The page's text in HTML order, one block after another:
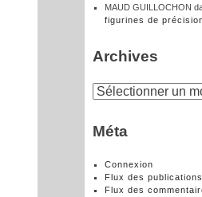
MAUD GUILLOCHON
figurines de
Archives
Archives
Méta
Connexion
Flux des publications
Flux des